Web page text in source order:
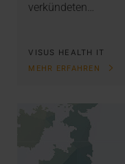
verkündeten…
VISUS HEALTH IT
MEHR ERFAHREN